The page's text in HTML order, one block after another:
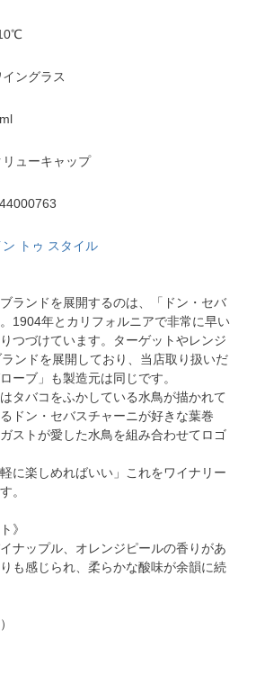
イングラス
リューキャップ
ン トゥ スタイル
ランドを展開するのは、「ドン・セバ
1904年とカリフォルニアで非常に早い
つづけています。ターゲットやレンジ
ンドを展開しており、当店取り扱いだ
ーブ」も製造元は同じです。
タバコをふかしている水鳥が描かれて
ドン・セバスチャーニが好きな葉巻
ストが愛した水鳥を組み合わせてロゴ
に楽しめればいい」これをワイナリー
。
》
ナップル、オレンジピールの香りがあ
も感じられ、柔らかな酸味が余韻に続